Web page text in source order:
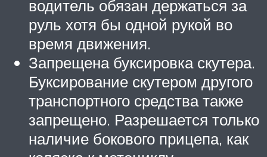
водитель обязан держаться за
руль хотя бы одной рукой во
время движения.
Запрещена буксировка скутера.
Буксирование скутером другого
транспортного средства также
запрещено. Разрешается только
наличие бокового прицепа, как